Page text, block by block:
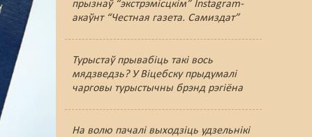
прызнаў “экстрэмісцкім” Instagram-
акаўнт “Честная газета. Самиздат”
Турыстаў прывабіць такі вось
мядзведзь? У Віцебску прыдумалі
чарговы турыстычны брэнд рэгіёна
На волю пачалі выходзіць удзельнікі